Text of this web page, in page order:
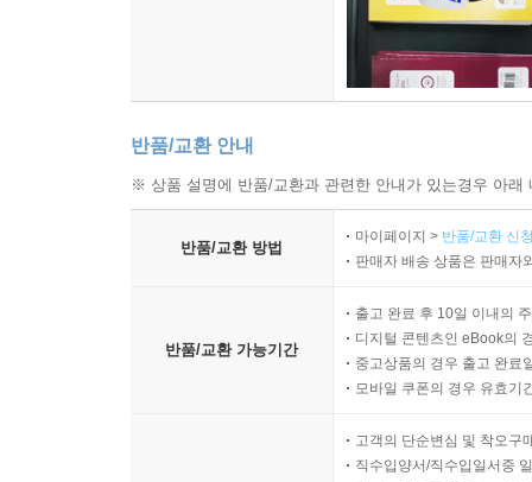
반품/교환 안내
※ 상품 설명에 반품/교환과 관련한 안내가 있는경우 아
반품/교환 방법
마이페이지 > 반품/교환 신
판매자 배송 상품은 판매자
반품/교환 가능기간
출고 완료 후 10일 이내의
디지털 콘텐츠인 eBook의
중고상품의 경우 출고 완료
모바일 쿠폰의 경우 유효기
고객의 단순변심 및 착오구
직수입양서/직수입일서중